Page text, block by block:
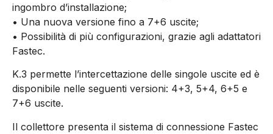
ingombro d’installazione;
• Una nuova versione fino a 7+6 uscite;
• Possibilità di più configurazioni, grazie agli adattatori
Fastec.
K.3 permette l’intercettazione delle singole uscite ed è
disponibile nelle seguenti versioni: 4+3, 5+4, 6+5 e
7+6 uscite.
Il collettore presenta il sistema di connessione Fastec